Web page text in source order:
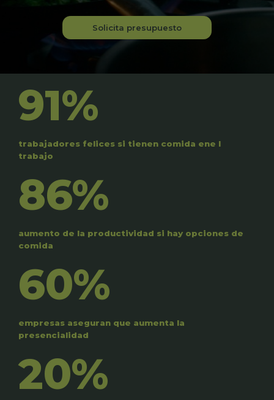
Solicita presupuesto
91%
trabajadores felices si tienen comida ene l
trabajo
86%
aumento de la productividad si hay opciones de
comida
60%
empresas aseguran que aumenta la
presencialidad
20%